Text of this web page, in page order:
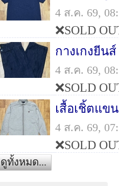
4 ส.ค. 69,
❌SOLD
กางเกงยีนส์
4 ส.ค. 69,
❌SOLD
เสื้อเชิ้ตแขน
4 ส.ค. 69,
❌SOLD
ดูทั้งหมด...